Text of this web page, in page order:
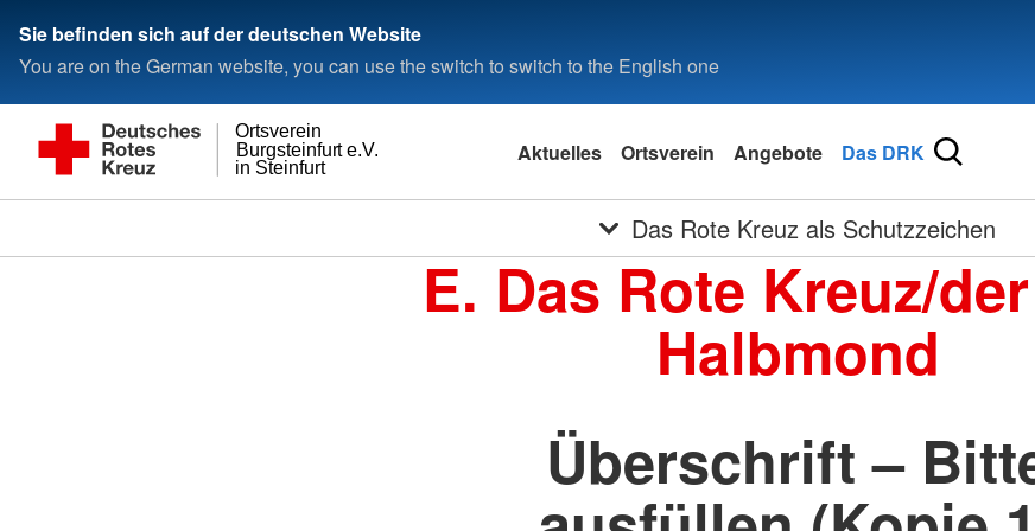
Sie befinden sich auf der deutschen Website
You are on the German website, you can use the switch to switch to the English one
in Steinfurt
Burgsteinfurt e.V.
Ortsverein
Aktuelles Ortsverein Angebote Das DRK
Das Rote Kreuz als Schutzzeichen
E. Das Rote Kreuz/
Halbmond
Überschrift –